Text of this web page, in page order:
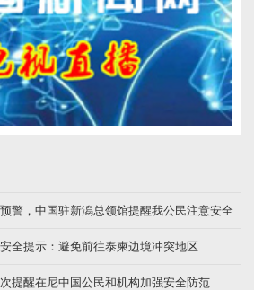
警，中国驻新潟总领馆提醒我公民注意安全
全提示：避免前往泰柬边境冲突地区
提醒在尼中国公民和机构加强安全防范